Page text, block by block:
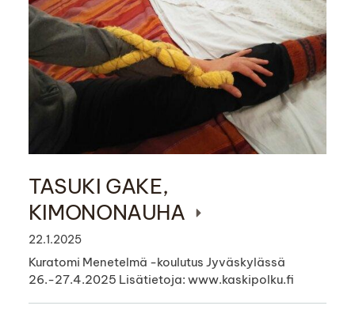
TASUKI GAKE,
KIMONONAUHA
22.1.2025
Kuratomi Menetelmä -koulutus Jyväskylässä
26.-27.4.2025 Lisätietoja: www.kaskipolku.fi